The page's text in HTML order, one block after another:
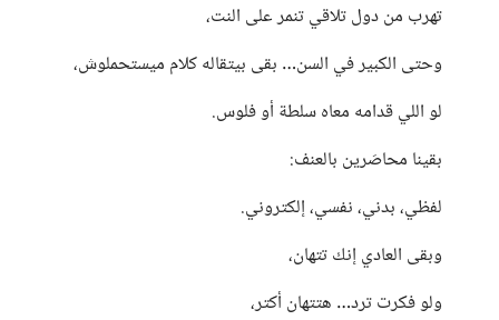
تهرب من دول تلاقي تنمر على النت،
وحتى الكبير في السن… بقى بيتقاله كلام ميستحملوش،
لو اللي قدامه معاه سلطة أو فلوس.
بقينا محاصَرين بالعنف:
لفظي، بدني، نفسي، إلكتروني.
وبقى العادي إنك تتهان،
ولو فكرت ترد… هتتهان أكتر،